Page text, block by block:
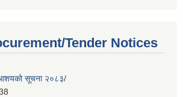
Tender Notices
आशयको सूचना २०८३/